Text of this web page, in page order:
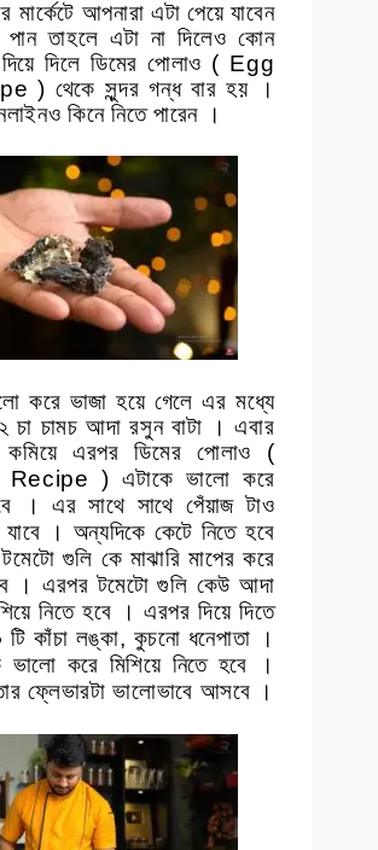
মার্কেটে আপনারা এটা পেয়ে যাবেন
তাহলে এটা না দিলেও কোন
দিয়ে দিলে ডিমের পোলাও ( Egg
) থেকে সুন্দর গন্ধ বার হয় ।
কিনে নিতে পারেন ।
করে ভাজা হয়ে গেলে এর মধ্যে
চা চামচ আদা রসুন বাটা । এবার
এরপর ডিমের পোলাও (
Recipe )এটাকে ভালো করে
। এর সাথে সাথে পেঁয়াজ টাও
। অন্যদিকে কেটে নিতে হবে
গুলি কে মাঝারি মাপের করে
। এরপর টমেটো গুলি কেউ আদা
নিতে হবে । এরপর দিয়ে দিতে
কাঁচা লঙ্কা, কুচনো ধনেপাতা ।
ভালো করে মিশিয়ে নিতে হবে ।
ফ্লেভারটা ভালোভাবে আসবে ।